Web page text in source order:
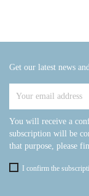
Get our latest news
You will receive a
subscription will be
that purpose, please
I confirm the